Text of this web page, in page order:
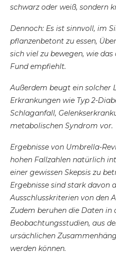
schwarz oder weiß, sondern
Dennoch: Es ist sinnvoll, im
pflanzenbetont zu essen,
sich viel zu bewegen, wie
Fund empfiehlt.
Außerdem beugt ein solcher
Erkrankungen wie Typ 2-
Schlaganfall,
metabolischen Syndrom vor.
Ergebnisse von Umbrella-
hohen Fallzahlen natürlich
einer gewissen Skepsis zu
Ergebnisse sind stark davon
Ausschlusskriterien von den
Zudem beruhen die Daten in
Beobachtungsstudien, aus
ursächlichen
werden können.